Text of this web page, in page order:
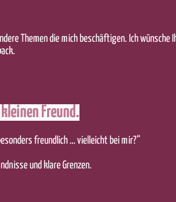
Themen die mich beschäftigen. Ich wünsche
Freund.
freundlich … vielleicht bei mir?“
und klare Grenzen.